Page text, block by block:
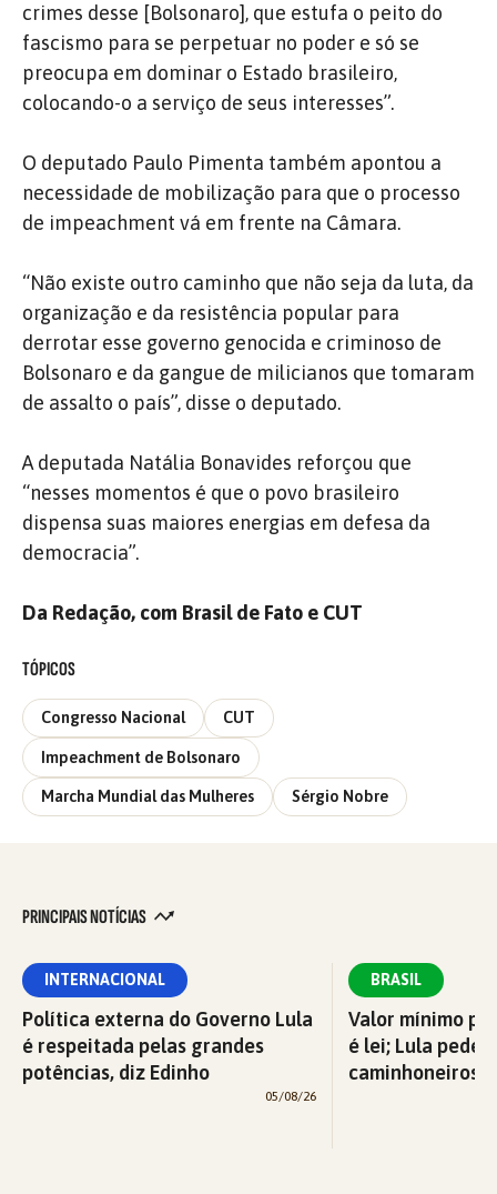
crimes desse [Bolsonaro], que estufa o peito do
fascismo para se perpetuar no poder e só se
preocupa em dominar o Estado brasileiro,
colocando-o a serviço de seus interesses”.
O deputado Paulo Pimenta também apontou a
necessidade de mobilização para que o processo
de impeachment vá em frente na Câmara.
“Não existe outro caminho que não seja da luta, da
organização e da resistência popular para
derrotar esse governo genocida e criminoso de
Bolsonaro e da gangue de milicianos que tomaram
de assalto o país”, disse o deputado.
A deputada Natália Bonavides reforçou que
“nesses momentos é que o povo brasileiro
dispensa suas maiores energias em defesa da
democracia”.
Da Redação, com Brasil de Fato e CUT
TÓPICOS
Congresso Nacional CUT
Impeachment de Bolsonaro
Marcha Mundial das Mulheres Sérgio Nobre
PRINCIPAIS NOTÍCIAS
INTERNACIONAL
Política externa do Governo Lula
é respeitada pelas grandes
potências, diz Edinho
05/08/26
BRASIL
Valor mínimo
é lei; Lula pede
caminhoneiros